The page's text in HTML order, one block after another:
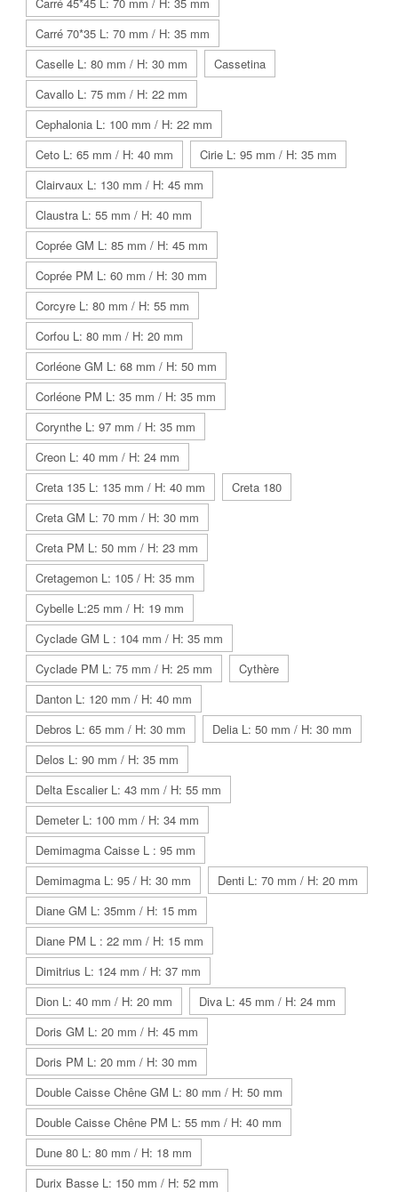
Carré 70*35 L: 70 mm / H: 35 mm
Caselle L: 80 mm / H: 30 mm
Cassetina
Cavallo L: 75 mm / H: 22 mm
Cephalonia L: 100 mm / H: 22 mm
Ceto L: 65 mm / H: 40 mm
Cirie L: 95 mm / H: 35 mm
Clairvaux L: 130 mm / H: 45 mm
Claustra L: 55 mm / H: 40 mm
Coprée GM L: 85 mm / H: 45 mm
Coprée PM L: 60 mm / H: 30 mm
Corcyre L: 80 mm / H: 55 mm
Corfou L: 80 mm / H: 20 mm
Corléone GM L: 68 mm / H: 50 mm
Corléone PM L: 35 mm / H: 35 mm
Corynthe L: 97 mm / H: 35 mm
Creon L: 40 mm / H: 24 mm
Creta 135 L: 135 mm / H: 40 mm
Creta 180
Creta GM L: 70 mm / H: 30 mm
Creta PM L: 50 mm / H: 23 mm
Cretagemon L: 105 / H: 35 mm
Cybelle L:25 mm / H: 19 mm
Cyclade GM L : 104 mm / H: 35 mm
Cyclade PM L: 75 mm / H: 25 mm
Cythère
Danton L: 120 mm / H: 40 mm
Debros L: 65 mm / H: 30 mm
Delia L: 50 mm / H: 30 mm
Delos L: 90 mm / H: 35 mm
Delta Escalier L: 43 mm / H: 55 mm
Demeter L: 100 mm / H: 34 mm
Demimagma Caisse L : 95 mm
Demimagma L: 95 / H: 30 mm
Denti L: 70 mm / H: 20 mm
Diane GM L: 35mm / H: 15 mm
Diane PM L : 22 mm / H: 15 mm
Dimitrius L: 124 mm / H: 37 mm
Dion L: 40 mm / H: 20 mm
Diva L: 45 mm / H: 24 mm
Doris GM L: 20 mm / H: 45 mm
Doris PM L: 20 mm / H: 30 mm
Double Caisse Chêne GM L: 80 mm / H: 50 mm
Double Caisse Chêne PM L: 55 mm / H: 40 mm
Dune 80 L: 80 mm / H: 18 mm
Durix Basse L: 150 mm / H: 52 mm